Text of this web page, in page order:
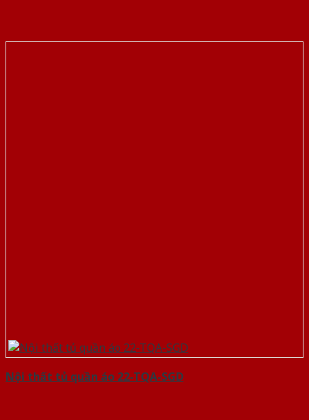
Nội thất tủ quần áo 22-TQA-SGD